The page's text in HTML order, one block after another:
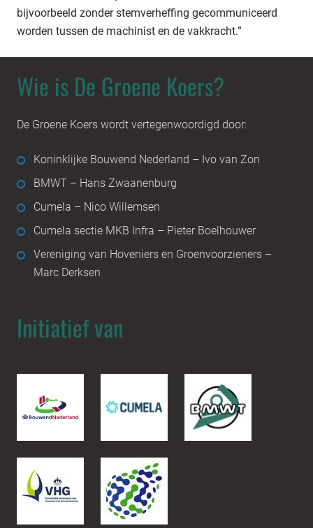
bijvoorbeeld zonder stemverheffing gecommuniceerd
worden tussen de machinist en de vakkracht.”
Wie is De Groene Koers?
De Groene Koers wordt vertegenwoordigd door:
Koninklijke Bouwend Nederland – Ivo van Zon
BMWT – Hans Zwaanenburg
Cumela – Nico Willemsen
Cumela sectie MKB Infra – Pieter Boelhouwer
Vereniging van Hoveniers en Groenvoorzieners –
Marc Derksen
Initiatief van